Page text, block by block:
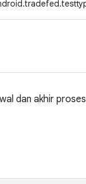
dan akhir